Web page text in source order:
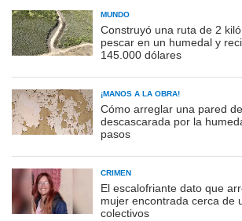
MUNDO
Construyó una ruta de 2
pescar en un humedal y
145.000 dólares
¡MANOS A LA OBRA!
Cómo arreglar una pared
descascarada por la
pasos
CRIMEN
El escalofriante dato que
mujer encontrada cerca de
colectivos